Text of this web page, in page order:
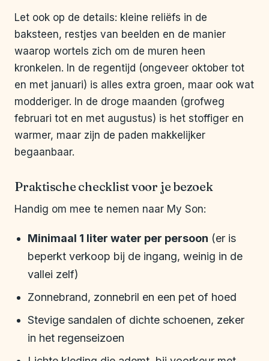
Let ook op de details: kleine reliëfs in de
baksteen, restjes van beelden en de manier
waarop wortels zich om de muren heen
kronkelen. In de regentijd (ongeveer oktober tot
en met januari) is alles extra groen, maar ook wat
modderiger. In de droge maanden (grofweg
februari tot en met augustus) is het stoffiger en
warmer, maar zijn de paden makkelijker
begaanbaar.
Praktische checklist voor je bezoek
Handig om mee te nemen naar My Son:
Minimaal 1 liter water per persoon (er is
beperkt verkoop bij de ingang, weinig in de
vallei zelf)
Zonnebrand, zonnebril en een pet of hoed
Stevige sandalen of dichte schoenen, zeker
in het regenseizoen